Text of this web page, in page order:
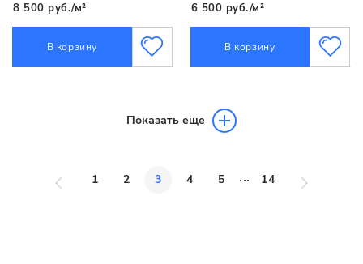
8 500 руб./м²
В корзину
6 500 руб./м²
В корзину
Показать еще
1 2 3 4 5 ... 14